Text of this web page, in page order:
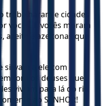
trabalharam e cidades
vocês. E vocês moram
azeite e azeitonas que
sirvam a ele com
fora os deuses que
viviam para lá do rio
ao SENHOR!